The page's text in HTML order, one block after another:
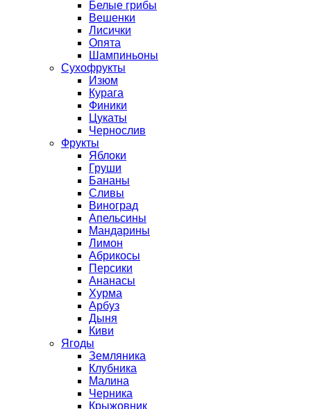
Белые грибы
Вешенки
Лисички
Опята
Шампиньоны
Сухофрукты
Изюм
Курага
Финики
Цукаты
Чернослив
Фрукты
Яблоки
Груши
Бананы
Сливы
Виноград
Апельсины
Мандарины
Лимон
Абрикосы
Персики
Ананасы
Хурма
Арбуз
Дыня
Киви
Ягоды
Земляника
Клубника
Малина
Черника
Крыжовник